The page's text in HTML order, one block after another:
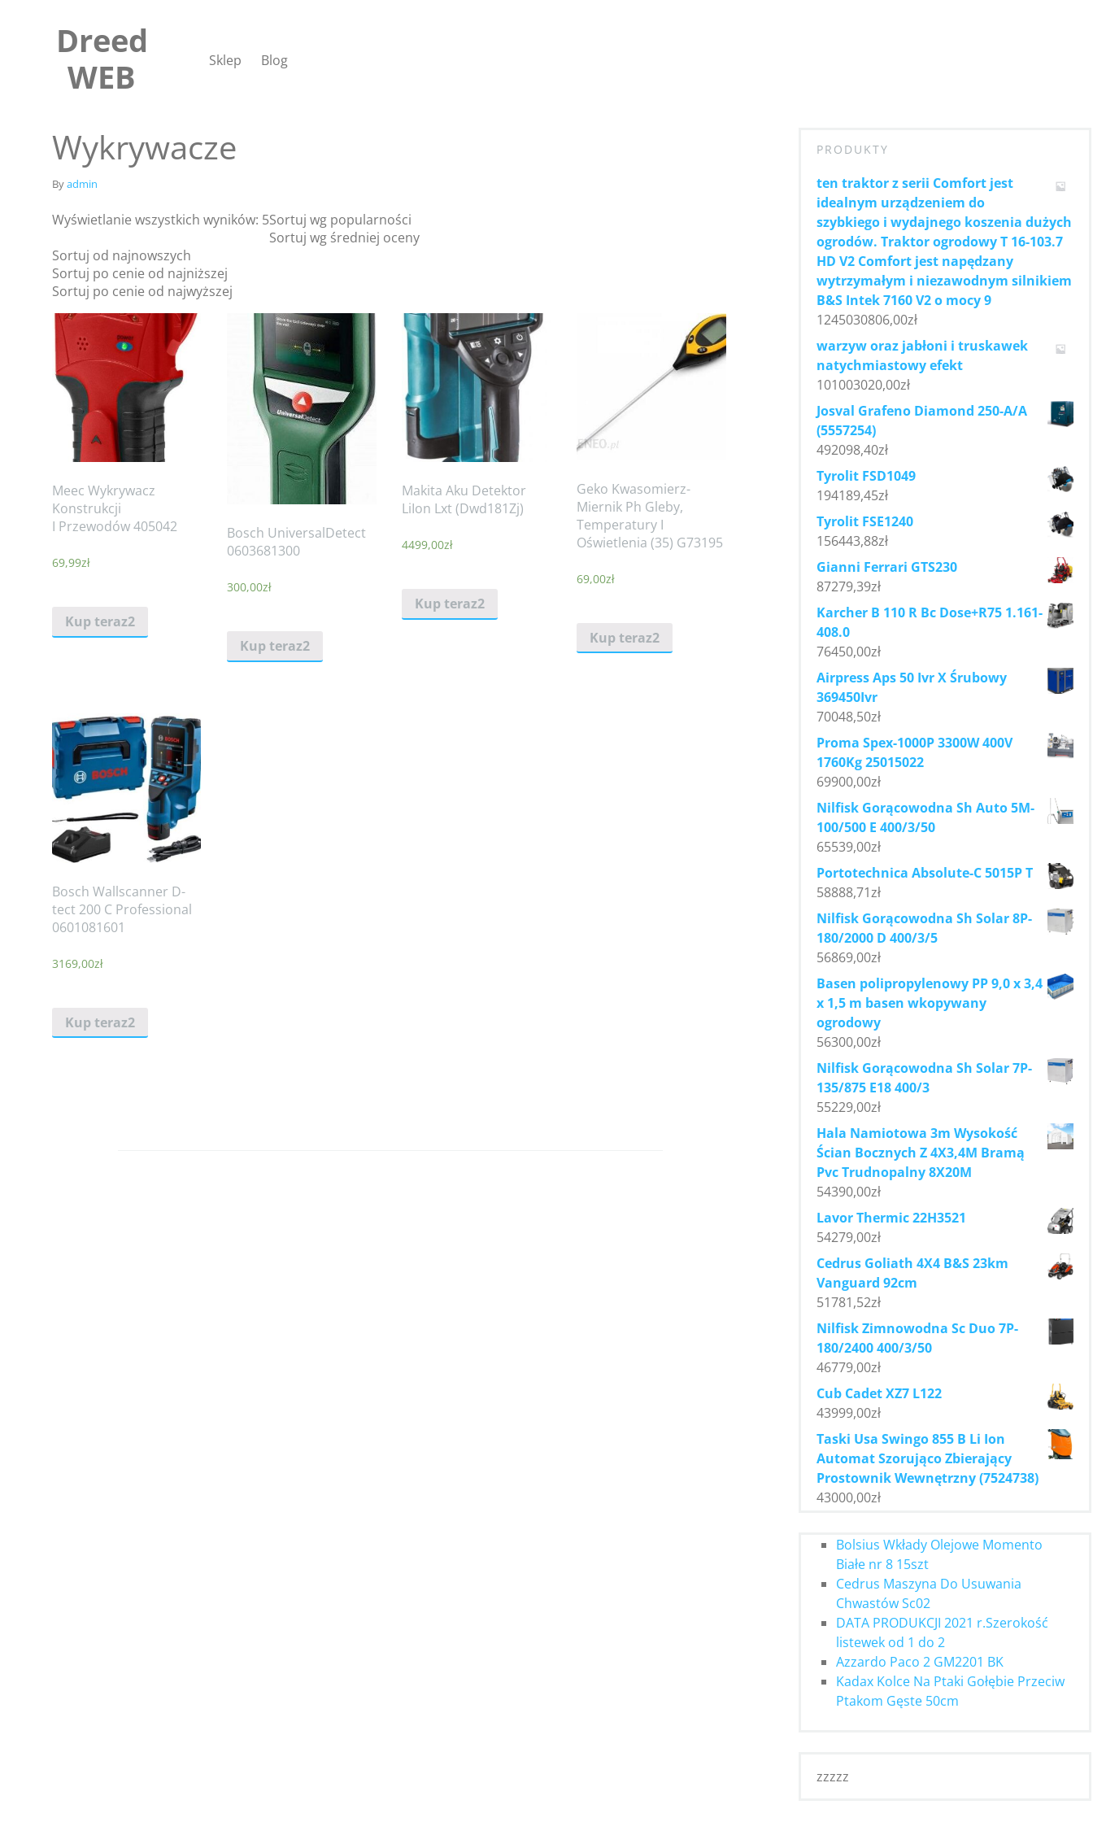
Dreed
WEB
Sklep Blog
Wykrywacze
Byadmin
Wyświetlanie wszystkich wyników: 5Sortuj wg popularności
Sortuj wg średniej oceny
Sortuj od najnowszych
Sortuj po cenie od najniższej
Sortuj po cenie od najwyższej
Meec Wykrywacz
Konstrukcji
I Przewodów 405042
69,99zł
Kup teraz2
Bosch UniversalDetect
0603681300
300,00zł
Kup teraz2
Makita Aku Detektor
LiIon Lxt (Dwd181Zj)
4499,00zł
Kup teraz2
Geko Kwasomierz-
Miernik Ph Gleby,
Temperatury I
Oświetlenia (35) G73195
69,00zł
Kup teraz2
Bosch Wallscanner D-
tect 200 C Professional
0601081601
3169,00zł
Kup teraz2
PRODUKTY
ten traktor z serii Comfort jest
idealnym urządzeniem do
szybkiego i wydajnego koszenia dużych
ogrodów. Traktor ogrodowy T 16-103.7
HD V2 Comfort jest napędzany
wytrzymałym i niezawodnym silnikiem
B&S Intek 7160 V2 o mocy 9
1245030806,00zł
warzyw oraz jabłoni i truskawek
natychmiastowy efekt
101003020,00zł
Josval Grafeno Diamond 250-A/A
(5557254)
492098,40zł
Tyrolit FSD1049
194189,45zł
Tyrolit FSE1240
156443,88zł
Gianni Ferrari GTS230
87279,39zł
Karcher B 110 R Bc Dose+R75 1.161-
408.0
76450,00zł
Airpress Aps 50 Ivr X Śrubowy
369450Ivr
70048,50zł
Proma Spex-1000P 3300W 400V
1760Kg 25015022
69900,00zł
Nilfisk Gorącowodna Sh Auto 5M-
100/500 E 400/3/50
65539,00zł
Portotechnica Absolute-C 5015P T
58888,71zł
Nilfisk Gorącowodna Sh Solar 8P-
180/2000 D 400/3/5
56869,00zł
Basen polipropylenowy PP 9,0 x 3,4
x 1,5 m basen wkopywany
ogrodowy
56300,00zł
Nilfisk Gorącowodna Sh Solar 7P-
135/875 E18 400/3
55229,00zł
Hala Namiotowa 3m Wysokość
Ścian Bocznych Z 4X3,4M Bramą
Pvc Trudnopalny 8X20M
54390,00zł
Lavor Thermic 22H3521
54279,00zł
Cedrus Goliath 4X4 B&S 23km
Vanguard 92cm
51781,52zł
Nilfisk Zimnowodna Sc Duo 7P-
180/2400 400/3/50
46779,00zł
Cub Cadet XZ7 L122
43999,00zł
Taski Usa Swingo 855 B Li Ion
Automat Szorująco Zbierający
Prostownik Wewnętrzny (7524738)
43000,00zł
Bolsius Wkłady Olejowe Momento
Białe nr 8 15szt
Cedrus Maszyna Do Usuwania
Chwastów Sc02
DATA PRODUKCJI 2021 r.Szerokość
listewek od 1 do 2
Azzardo Paco 2 GM2201 BK
Kadax Kolce Na Ptaki Gołębie Przeciw
Ptakom Gęste 50cm
zzzzz